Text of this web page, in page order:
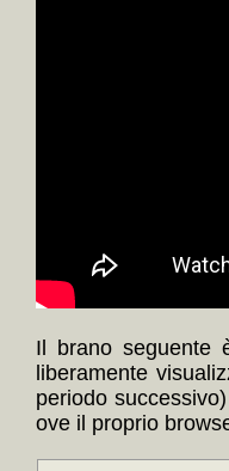
Il brano seguente
liberamente
periodo
ove il proprio